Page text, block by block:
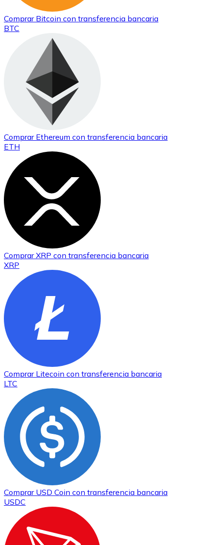
Comprar Bitcoin con transferencia bancaria
BTC
Comprar Ethereum con transferencia bancaria
ETH
ComprarXRP con transferencia bancaria
XRP
Comprar Litecoin con transferencia bancaria
LTC
Comprar USD Coin con transferencia bancaria
USDC